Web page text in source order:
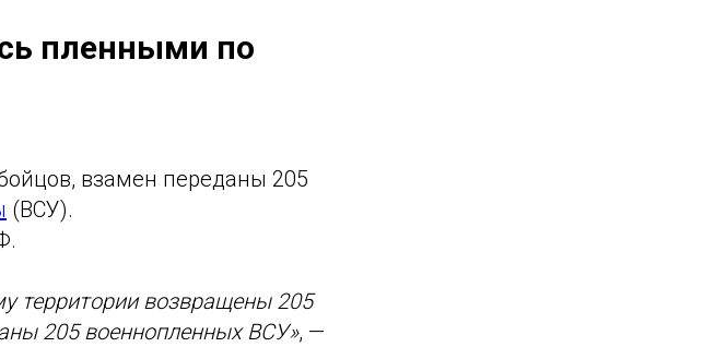
пленными по
взамен переданы 205
(ВСУ).
территории возвращены 205
205 военнопленных ВСУ», —